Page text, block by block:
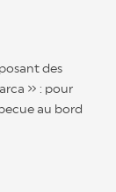
des
» : pour
au bord